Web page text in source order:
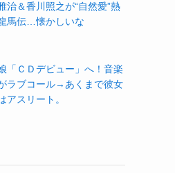
治＆香川照之が“自然愛”熱
馬伝…懐かしいな
「ＣＤデビュー」へ！音楽
ラブコール→あくまで彼女
アスリート。